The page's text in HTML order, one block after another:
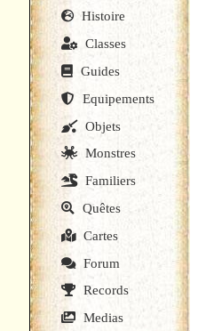
Histoire
Classes
Guides
Equipements
Objets
Monstres
Familiers
Quêtes
Cartes
Forum
Records
Medias